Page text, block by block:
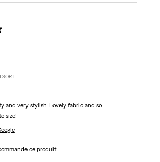
SORT
and very stylish. Lovely fabric and so
size!
ce produit.